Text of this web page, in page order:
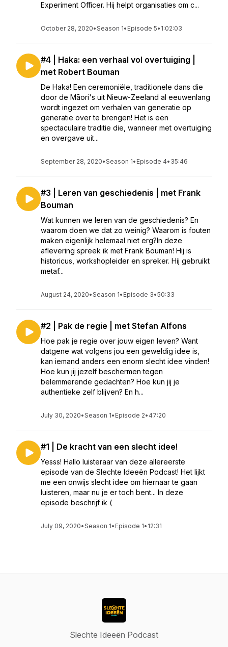
Experiment Officer. Hij helpt organisaties om c...
October 28, 2020•Season 1• Episode 5• 1:02:03
#4 | Haka: een verhaal vol overtuiging |
met Robert Bouman
De Haka! Een ceremoniële, traditionele dans die
door de Māori's uit Nieuw-Zeeland al eeuwenlang
wordt ingezet om verhalen van generatie op
generatie over te brengen! Het is een
spectaculaire traditie die, wanneer met overtuiging
en overgave uit...
September 28, 2020•Season 1• Episode 4• 35:46
#3 | Leren van geschiedenis | met Frank
Bouman
Wat kunnen we leren van de geschiedenis? En
waarom doen we dat zo weinig? Waarom is fouten
maken eigenlijk helemaal niet erg?In deze
aflevering spreek ik met Frank Bouman! Hij is
historicus, workshopleider en spreker. Hij gebruikt
metaf...
August 24, 2020•Season 1• Episode 3•50:33
#2 | Pak de regie | met Stefan Alfons
Hoe pak je regie over jouw eigen leven? Want
datgene wat volgens jou een geweldig idee is,
kan iemand anders een enorm slecht idee vinden!
Hoe kun jij jezelf beschermen tegen
belemmerende gedachten? Hoe kun jij je
authentieke zelf blijven? En h...
July 30, 2020•Season 1• Episode 2• 47:20
#1 | De kracht van een slecht idee!
Yesss! Hallo luisteraar van deze allereerste
episode van de Slechte Ideeën Podcast! Het lijkt
me een onwijs slecht idee om hiernaar te gaan
luisteren, maar nu je er toch bent... In deze
episode beschrijf ik (
July 09, 2020•Season 1• Episode 1• 12:31
Slechte Ideeën Podcast